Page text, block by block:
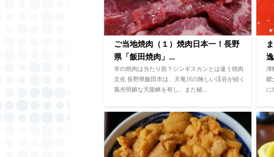
ご当地焼肉（１）焼肉日本一！長野
県「飯田焼肉」...
羊の焼肉は当たり前？ジンギスカンとは違う焼肉
文化 長野県飯田市は、天竜川の険しい渓谷が続く
風光明媚な天龍峡を有し、また秘…
津
郷
に